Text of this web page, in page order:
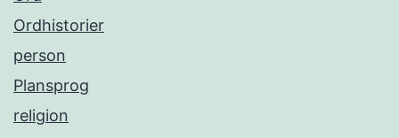
Ordhistorier
person
Plansprog
religion